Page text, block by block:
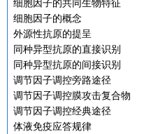
细胞因子的共同生物特征
细胞因子的概念
外源性抗原的提呈
同种异型抗原的直接识别
同种异型抗原的间接识别
调节因子调控旁路途径
调节因子调控膜攻击复合物
调节因子调控经典途径
体液免疫应答规律